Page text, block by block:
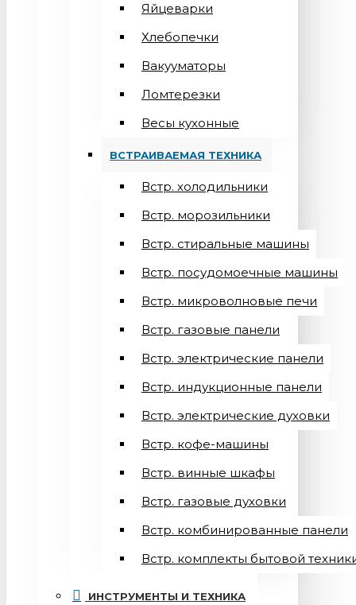
Яйцеварки
Хлебопечки
Вакууматоры
Ломтерезки
Весы кухонные
ВСТРАИВАЕМАЯ ТЕХНИКА
Встр. холодильники
Встр. морозильники
Встр. стиральные машины
Встр. посудомоечные машины
Встр. микроволновые печи
Встр. газовые панели
Встр. электрические панели
Встр. индукционные панели
Встр. электрические духовки
Встр. кофе-машины
Встр. винные шкафы
Встр. газовые духовки
Встр. комбинированные панели
Встр. комплекты бытовой
ИНСТРУМЕНТЫ И ТЕХНИКА